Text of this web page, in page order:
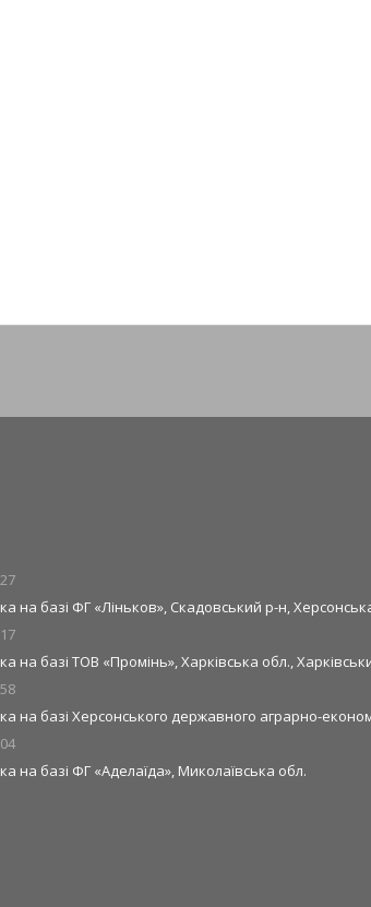
на базі ФГ «Ліньков», Скадовський р-н,
на базі ТОВ «Промінь», Харківська обл.,
на базі Херсонського державного аграрно-
на базі ФГ «Аделаїда», Миколаївська обл.